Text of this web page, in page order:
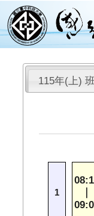
115年(上)
1